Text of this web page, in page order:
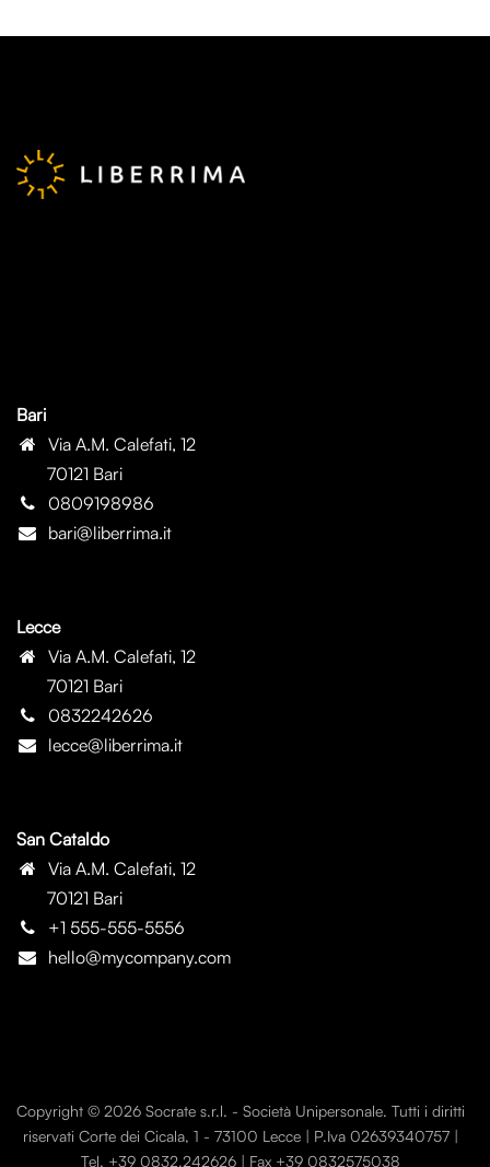
Bari
Via A.M. Calefati, 12
70121 Bari
0809198986
bari@liberrima.it
Lecce
Via A.M. Calefati, 12
70121 Bari
0832242626
lecce@liberrima.it
San Cataldo
Via A.M. Calefati, 12
70121 Bari
+1 555-555-5556
hello@mycompany.com
Copyright © 2026 Socrate s.r.l. - Società Unipersonale. Tutti i diritti
riservati Corte dei Cicala, 1 - 73100 Lecce | P.Iva 02639340757 |
Tel. +39 0832.242626 | Fax +39 0832575038